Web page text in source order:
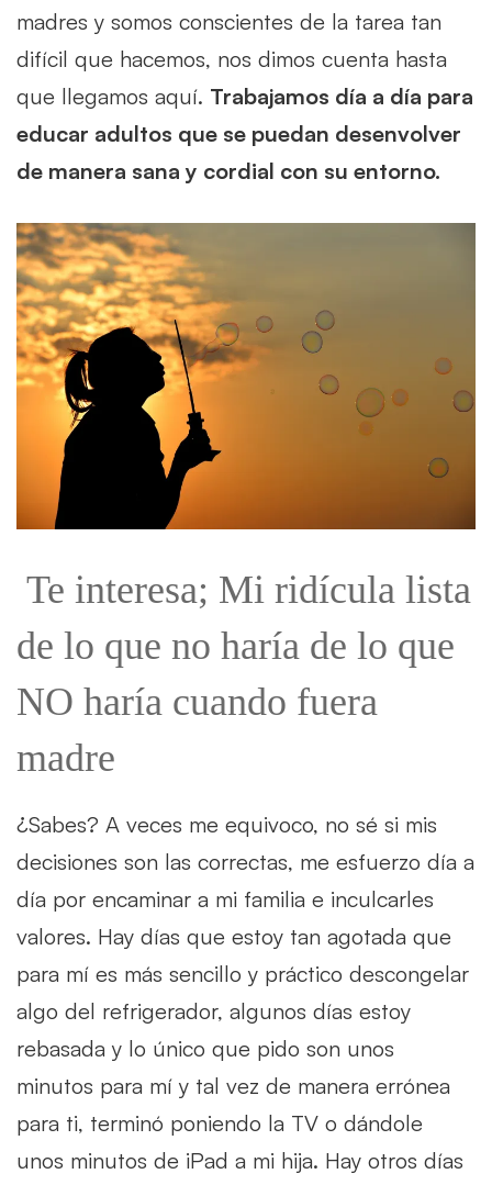
madres y somos conscientes de la tarea tan
difícil que hacemos, nos dimos cuenta hasta
que llegamos aquí. Trabajamos día a día para
educar adultos que se puedan desenvolver
de manera sana y cordial con su entorno.
Te interesa; Mi ridícula lista
de lo que no haría de lo que
NO haría cuando fuera
madre
¿Sabes? A veces me equivoco, no sé si mis
decisiones son las correctas, me esfuerzo día a
día por encaminar a mi familia e inculcarles
valores. Hay días que estoy tan agotada que
para mí es más sencillo y práctico descongelar
algo del refrigerador, algunos días estoy
rebasada y lo único que pido son unos
minutos para mí y tal vez de manera errónea
para ti, terminó poniendo la TV o dándole
unos minutos de iPad a mi hija. Hay otros días